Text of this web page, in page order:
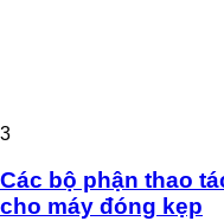
3
Các bộ phận thao
cho máy đóng kẹp